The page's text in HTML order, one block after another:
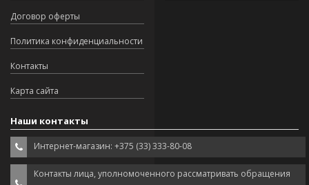
Договор оферты
Политика конфиденциальности
Контакты
Карта сайта
Наши контакты
Интернет-магазин: +375 (33) 333-80-08
Контакты лица, уполномоченного рассматривать обращения